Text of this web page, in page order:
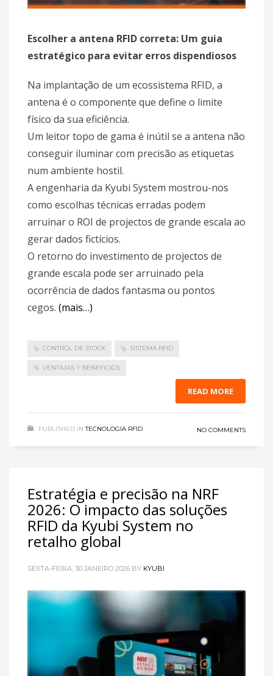
Escolher a antena RFID correta: Um guia
estratégico para evitar erros dispendiosos
Na implantação de um ecossistema RFID, a
antena é o componente que define o limite
físico da sua eficiência.
Um leitor topo de gama é inútil se a antena não
conseguir iluminar com precisão as etiquetas
num ambiente hostil.
A engenharia da Kyubi System mostrou-nos
como escolhas técnicas erradas podem
arruinar o ROI de projectos de grande escala ao
gerar dados fictícios.
O retorno do investimento de projectos de
grande escala pode ser arruinado pela
ocorrência de dados fantasma ou pontos
cegos. (mais…)
CONTROL DE STOCK SISTEMA RFID
VENTAJAS Y BENEFICIOS
READ MORE
PUBLISHED IN TECNOLOGIA RFID NO COMMENTS
Estratégia e precisão na NRF
2026: O impacto das soluções
RFID da Kyubi System no
retalho global
SEXTA-FEIRA, 30 JANEIRO 2026 BY KYUBI